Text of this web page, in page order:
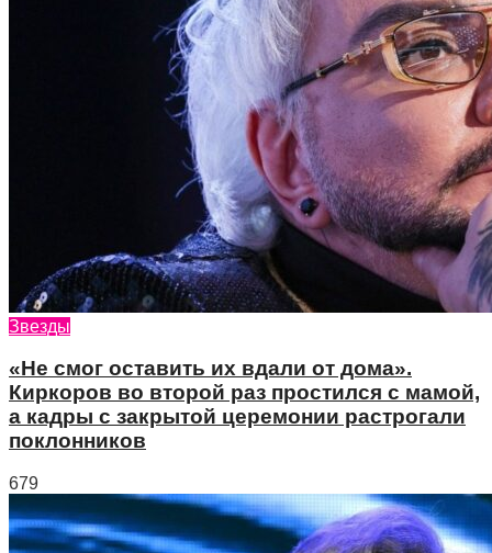
Звезды
«Не смог оставить их вдали от дома».
Киркоров во второй раз простился с мамой,
а кадры с закрытой церемонии растрогали
поклонников
679